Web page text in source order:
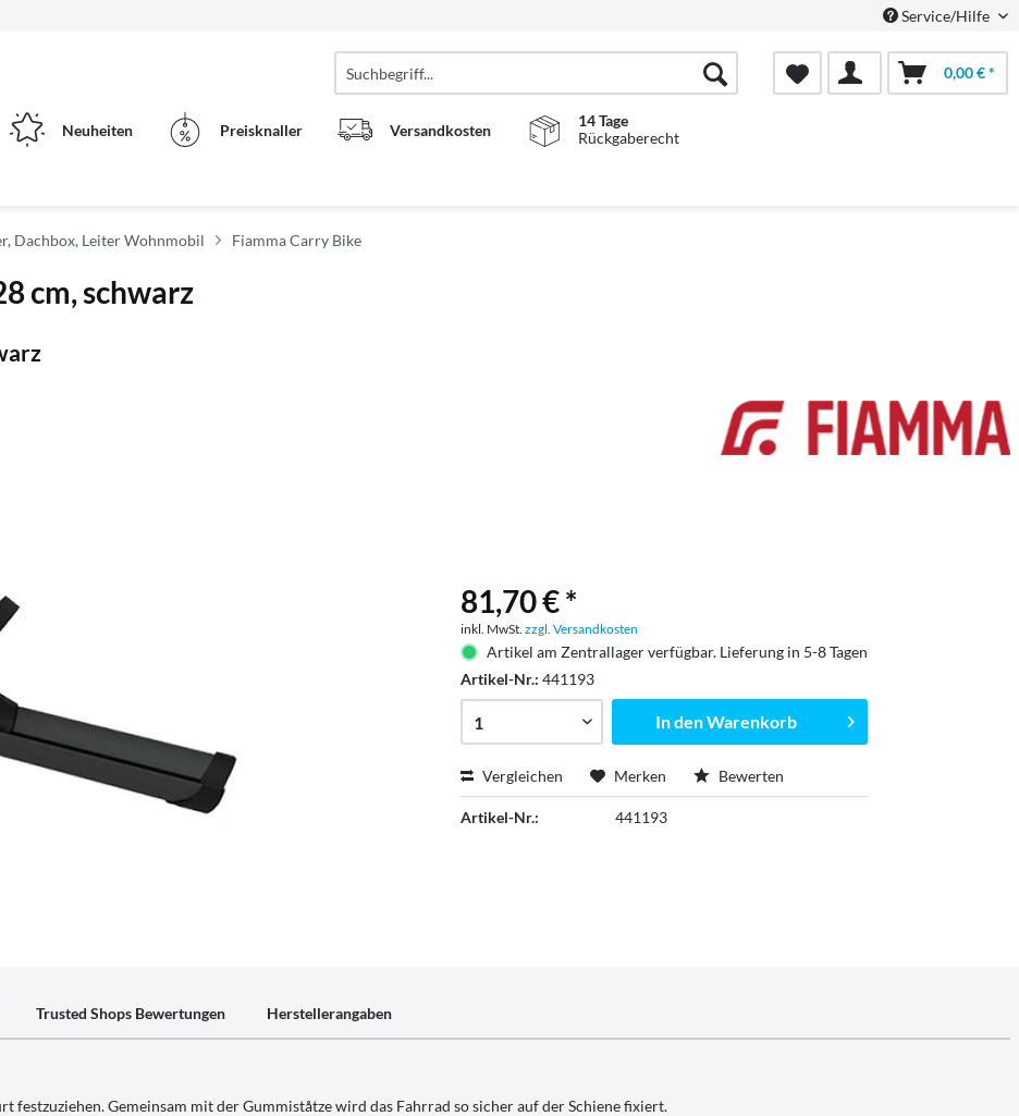
Service/Hilfe
0,00 € *
Neuheiten Preisknaller Versandkosten
14 Tage
Rückgaberecht
Dachbox, Leiter Wohnmobil Fiamma Carry Bike
cm, schwarz
81,70 € *
inkl. MwSt.zzgl. Versandkosten
Artikel am Zentrallager verfügbar. Lieferung in 5-8 Tagen
Artikel-Nr.:441193
In denWarenkorb
Vergleichen Merken Bewerten
Artikel-Nr.: 441193
Trusted Shops Bewertungen Herstellerangaben
festzuziehen. Gemeinsam mit der Gummiståtze wird das Fahrrad so sicher auf der Schiene fixiert.